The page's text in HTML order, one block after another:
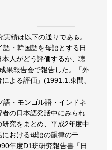
績は以下の通りである。
・韓国語を母語とする日
人がどう評価するか、聴
果報告会で報告した。「外
よる評価」(1991.1.東間、
語・モンゴル語・インドネ
の日本語発話中にみられ
究をまとめ、平成2年度中
おける母語の韻律の干
年度D1班研究報告書「日